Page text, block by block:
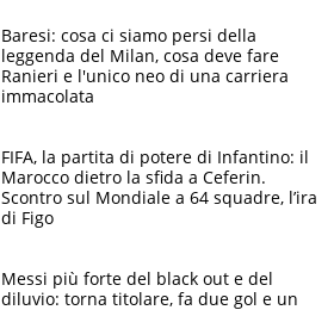
Baresi: cosa ci siamo persi della
leggenda del Milan, cosa deve fare
Ranieri e l'unico neo di una carriera
immacolata
FIFA, la partita di potere di Infantino: il
Marocco dietro la sfida a Ceferin.
Scontro sul Mondiale a 64 squadre, l’ira
di Figo
Messi più forte del black out e del
diluvio: torna titolare, fa due gol e un